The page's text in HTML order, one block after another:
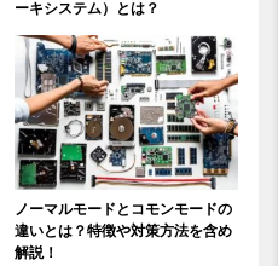
ーキシステム）とは？
ノーマルモードとコモンモードの
違いとは？特徴や対策方法を含め
解説！